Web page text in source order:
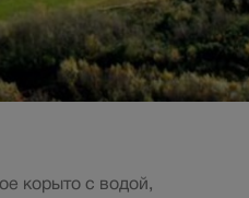
корыто с водой,